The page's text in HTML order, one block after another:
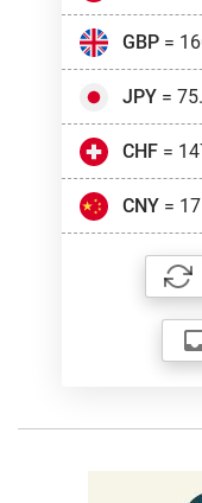
GBP=
JPY=
CHF=
CNY=